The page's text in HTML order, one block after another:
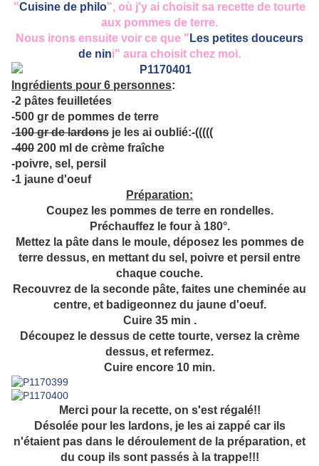
"Cuisine de philo", où j'y ai choisit sa recette de tourte
aux pommes de terre.
Nous irons ensuite voir ce que " Les petites douceurs
de nini" aura choisit chez moi.
Ingrédients pour 6 personnes:
-2 pâtes feuilletées
-500 gr de pommes de terre
-100 gr de lardons je les ai oublié:-(((((
-400 200 ml de crème fraîche
-poivre, sel, persil
-1 jaune d'oeuf
Préparation:
Coupez les pommes de terre en rondelles.
Préchauffez le four à 180°.
Mettez la pâte dans le moule, déposez les pommes de
terre dessus, en mettant du sel, poivre et persil entre
chaque couche.
Recouvrez de la seconde pâte, faites une cheminée au
centre, et badigeonnez du jaune d'oeuf.
Cuire 35 min .
Découpez le dessus de cette tourte, versez la crème
dessus, et refermez.
Cuire encore 10 min.
Merci pour la recette, on s'est régalé!!
Désolée pour les lardons, je les ai zappé car ils
n'étaient pas dans le déroulement de la préparation, et
du coup ils sont passés à la trappe!!!